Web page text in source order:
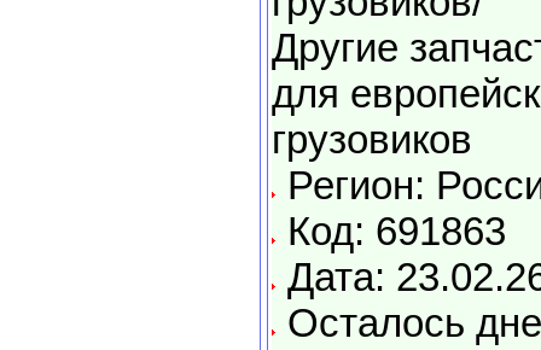
Другие
для
грузовиков
Регион:
Код: 691863
Дата:
Осталось